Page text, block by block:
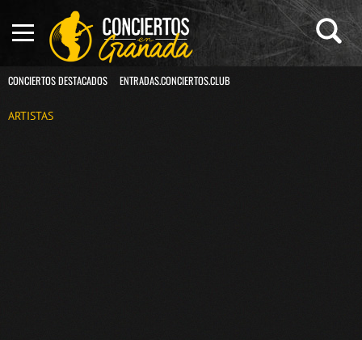
CONCIERTOS DESTACADOS ENTRADAS.CONCIERTOS.CLUB
ARTISTAS